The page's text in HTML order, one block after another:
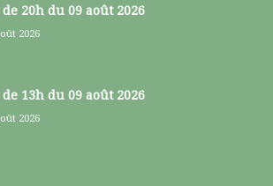
de 20h du 09 août 2026
2026
de 13h du 09 août 2026
2026